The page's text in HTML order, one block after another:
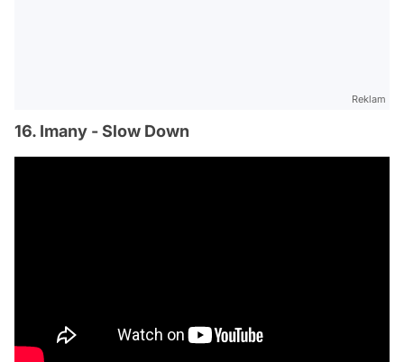
Reklam
16. Imany - Slow Down